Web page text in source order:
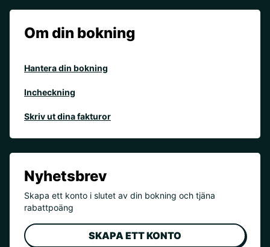
Om din bokning
Hantera din bokning
Incheckning
Skriv ut dina fakturor
Nyhetsbrev
Skapa ett konto i slutet av din bokning och tjäna
rabattpoäng
SKAPA ETT KONTO